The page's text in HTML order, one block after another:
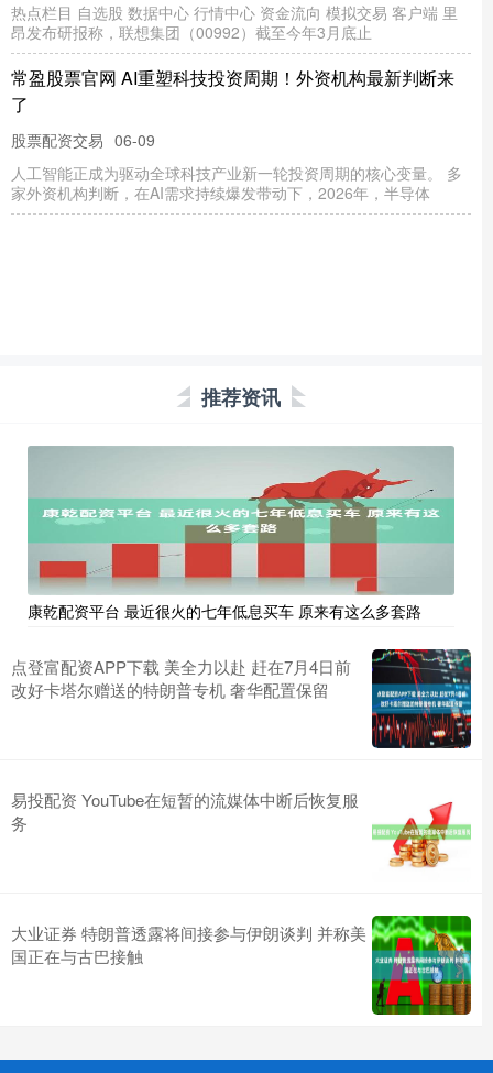
热点栏目 自选股 数据中心 行情中心 资金流向 模拟交易 客户端 里
昂发布研报称，联想集团（00992）截至今年3月底止
常盈股票官网 AI重塑科技投资周期！外资机构最新判断来
了
股票配资交易 06-09
人工智能正成为驱动全球科技产业新一轮投资周期的核心变量。 多
家外资机构判断，在AI需求持续爆发带动下，2026年，半导体
推荐资讯
康乾配资平台 最近很火的七年低息买车 原来有这么多套路
点登富配资APP下载 美全力以赴 赶在7月4日前
改好卡塔尔赠送的特朗普专机 奢华配置保留
易投配资 YouTube在短暂的流媒体中断后恢复服
务
大业证券 特朗普透露将间接参与伊朗谈判 并称美
国正在与古巴接触